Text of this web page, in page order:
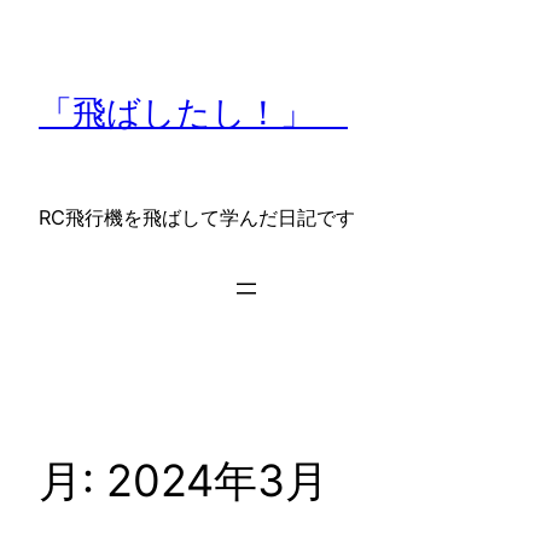
「飛ばしたし！」
RC飛行機を飛ばして学んだ日記です
月: 2024年3月